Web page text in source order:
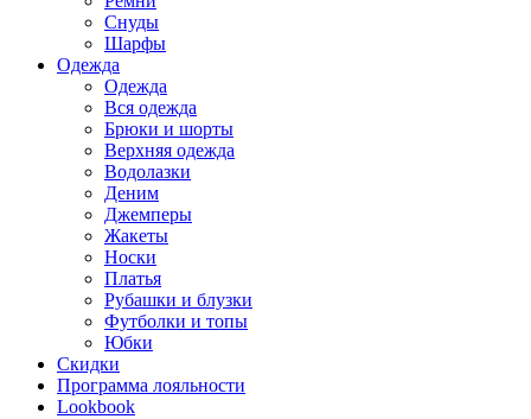
Снуды
Шарфы
Одежда
Одежда
Вся одежда
Брюки и шорты
Верхняя одежда
Водолазки
Деним
Джемперы
Жакеты
Носки
Платья
Рубашки и блузки
Футболки и топы
Юбки
Скидки
Программа лояльности
Lookbook